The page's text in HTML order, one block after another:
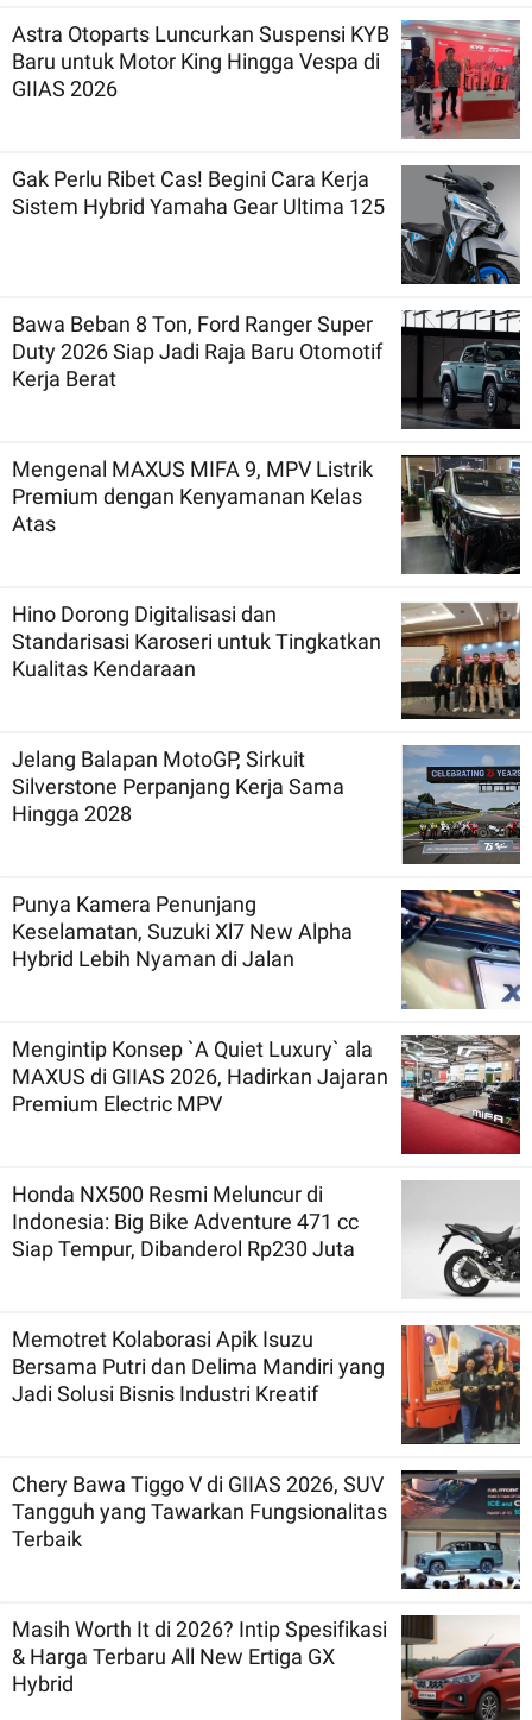
Astra Otoparts Luncurkan Suspensi KYB
Baru untuk Motor King Hingga Vespa di
GIIAS 2026
Gak Perlu Ribet Cas! Begini Cara Kerja
Sistem Hybrid Yamaha Gear Ultima 125
Bawa Beban 8 Ton, Ford Ranger Super
Duty 2026 Siap Jadi Raja Baru Otomotif
Kerja Berat
Mengenal MAXUS MIFA 9, MPV Listrik
Premium dengan Kenyamanan Kelas
Atas
Hino Dorong Digitalisasi dan
Standarisasi Karoseri untuk Tingkatkan
Kualitas Kendaraan
Jelang Balapan MotoGP, Sirkuit
Silverstone Perpanjang Kerja Sama
Hingga 2028
Punya Kamera Penunjang
Keselamatan, Suzuki Xl7 New Alpha
Hybrid Lebih Nyaman di Jalan
Mengintip Konsep `A Quiet Luxury` ala
MAXUS di GIIAS 2026, Hadirkan Jajaran
Premium Electric MPV
Honda NX500 Resmi Meluncur di
Indonesia: Big Bike Adventure 471 cc
Siap Tempur, Dibanderol Rp230 Juta
Memotret Kolaborasi Apik Isuzu
Bersama Putri dan Delima Mandiri yang
Jadi Solusi Bisnis Industri Kreatif
Chery Bawa Tiggo V di GIIAS 2026, SUV
Tangguh yang Tawarkan Fungsionalitas
Terbaik
Masih Worth It di 2026? Intip Spesifikasi
& Harga Terbaru All New Ertiga GX
Hybrid